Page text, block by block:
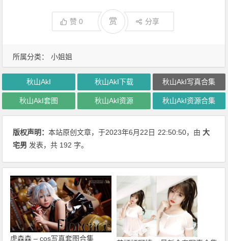
所属分类： 小姐姐
赞0 赏 分享
秋山AkI 秋山AkI下载 秋山AkI写真合集
秋山AkI套图 秋山AkI资源 秋山AkI资源合集
版权声明：本站原创文章，于2023年6月22日 22:50:50，由大
宅男 发表，共 192 字。
虎森森 – cos写真套图合集